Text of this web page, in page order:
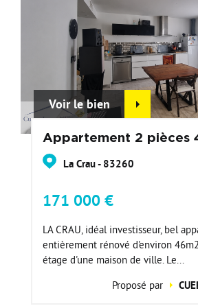
Voir le bien
Appartement 2 pièces
La Crau - 83260
171 000 €
LA CRAU, idéal investisseur, bel
entièrement rénové d'environ
étage d'une maison de ville. Le...
Proposé par